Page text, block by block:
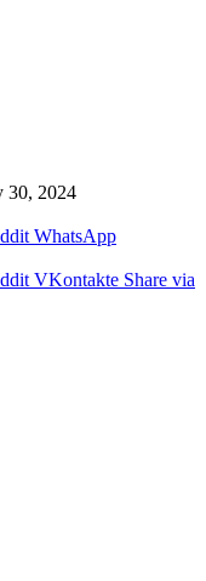
30, 2024
WhatsApp
VKontakte Share via